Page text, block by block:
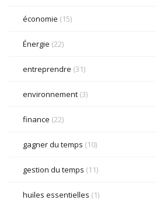
économie (15)
Énergie (22)
entreprendre (31)
environnement (3)
finance (22)
gagner du temps (10)
gestion du temps (11)
huiles essentielles (1)